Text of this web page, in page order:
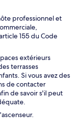
professionnel et
155 du Code
extérieurs
terrasses
Si vous avez des
de contacter
de savoir s'il peut